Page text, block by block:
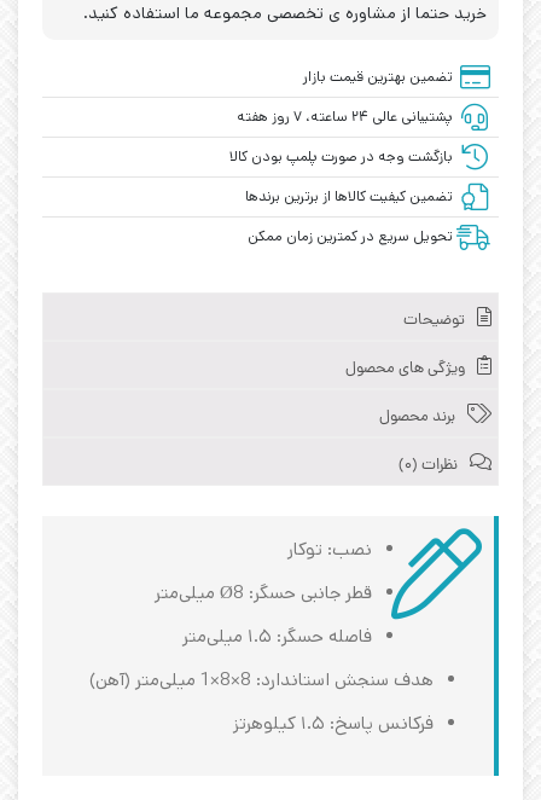
خرید حتما از مشاوره ی تخصصی مجموعه ما استفاده کنید.
تضمین بهترین قیمت بازار
پشتیبانی عالی ۲۴ ساعته، ۷ روز هفته
بازگشت وجه در صورت پلمپ بودن کالا
تضمین کیفیت کالاها از برترین برندها
تحویل سریع در کمترین زمان ممکن
توضیحات
ویژگی های محصول
برند محصول
نظرات (0)
نصب: توکار
قطر جانبی حسگر: Ø8 میلی‌متر
فاصله حسگر: ۱.۵ میلی‌متر
هدف سنجش استاندارد: 8×8×1 میلی‌متر (آهن)
فرکانس پاسخ: ۱.۵ کیلوهرتز